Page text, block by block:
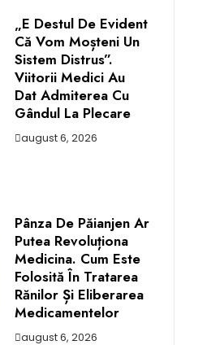
„E Destul De Evident
Că Vom Moșteni Un
Sistem Distrus”.
Viitorii Medici Au
Dat Admiterea Cu
Gândul La Plecare
august 6, 2026
Pânza De Păianjen Ar
Putea Revoluționa
Medicina. Cum Este
Folosită În Tratarea
Rănilor Și Eliberarea
Medicamentelor
august 6, 2026